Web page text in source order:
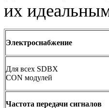
их
Электроснабжение
Для всех SDBX
CON модулей
Частота передачи сигналов